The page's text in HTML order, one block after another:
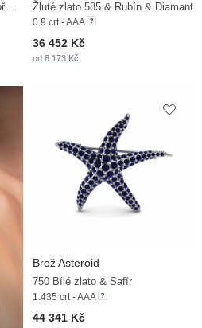
925 Stříbro & Laboratorně vytvořené diamanty Žluté zlato 585 & Rubín & Diamant
0.9 crt - AAA
36 452 Kč
od 8 173 Kč
Brož Asteroid
750 Bílé zlato & Safír
1.435 crt - AAA
44 341 Kč